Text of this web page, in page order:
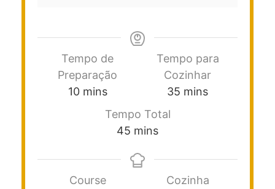
Tempo de
Preparação
10 mins
Tempo para
Cozinhar
35 mins
Tempo Total
45 mins
Course
Cozinha